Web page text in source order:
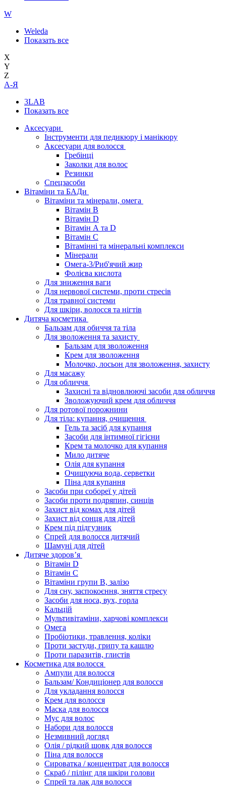
W
Weleda
Показать все
X
Y
Z
А-Я
3LAB
Показать все
Аксесуари
Інструменти для педикюру і манікюру
Аксесуари для волосся
Гребінці
Заколки для волос
Резинки
Спецзасоби
Вітаміни та БАДи
Вітаміни та мінерали, омега
Вітамін B
Вітамін D
Вітамін А та D
Вітамін С
Вітамінні та мінеральні комплекси
Мінерали
Омега-3/Риб'ячий жир
Фолієва кислота
Для зниження ваги
Для нервової системи, проти стресів
Для травної системи
Для шкіри, волосся та нігтів
Дитяча косметика
Бальзам для обиччя та тіла
Для зволоження та захисту
Бальзам для зволоження
Крем для зволоження
Молочко, лосьон для зволоження, захисту
Для масажу
Для обличчя
Захисні та відновлюючі засоби для обличчя
Зволожуючий крем для обличчя
Для ротової порожнини
Для тіла: купання, очищення
Гель та засіб для купання
Засоби для інтимної гігієни
Крем та молочко для купання
Мило дитяче
Олія для купання
Очищуюча вода, серветки
Піна для купання
Засоби при собореї у дітей
Засоби проти подряпин, синців
Захист від комах для дітей
Захист від сонця для дітей
Крем під підгузник
Спрей для волосся дитячий
Шамуні для дітей
Дитяче здоров’я
Вітамін D
Вітамін С
Вітаміни групи В, залізо
Для сну, заспокоєння, зняття стресу
Засоби для носа, вух, горла
Кальцій
Мультивітаміни, харчові комплекси
Омега
Пробіотики, травлення, коліки
Проти застуди, грипу та кашлю
Проти паразитів, глистів
Косметика для волосся
Ампули для волосся
Бальзам/ Кондиціонер для волосся
Для укладання волосся
Крем для волосся
Маска для волосся
Мус для волос
Набори для волосся
Незмивний догляд
Олія / рідкий шовк для волосся
Піна для волосся
Сироватка / концентрат для волосся
Скраб / пілінг для шкіри голови
Спрей та лак для волосся